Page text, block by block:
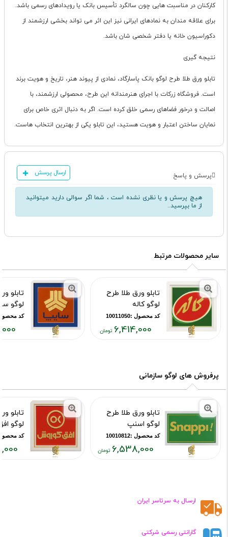
کارکنان در مناسبت هایی چون سالگرد تأسیس بانک یا رویدادهای رسمی باشد.
برای علاقه مندان به نمادهای ایرانی نیز این اثر می تواند بخشی ارزشمند از
دکوراسیون خانه یا دفتر شخصی شان باشد.
نتیجه گیری
تابلو ورق طلا طرح لوگو بانک پاسارگاد، نمادی از پیوند هنر، تاریخ و هویت برند
است. فروشگاه زرکات با اجرای هنرمندانه این طرح، محصولی ارزشمند، با
اصالت و درخور فضاهای رسمی خلق کرده است. اگر به دنبال اثری خاص برای
نمایان ساختن اعتبار و هویت هستید، این تابلو یکی از بهترین انتخاب هاست.
پرسش و پاسخ ارسال پرسش
هیچ پرسش و یا نظری نشده است ، شما اگر سوالی دارید میتوانید
از ما بپرسید..
سایر محصولات مرتبط
تابلو ورق طلا طرح
لوگو کاله
کد محصول :10011050
6,414,000
تومان
تابلو
لوگو
کد محصول
پرفروش های لوگو سازمانی
تابلو ورق طلا طرح
لوگو اسنپ
کد محصول :10010812
6,538,000
تابلو
لوگو
کد محصول
ارسـال به سرتاسر ایران
گارانتی رسمی شرکتی